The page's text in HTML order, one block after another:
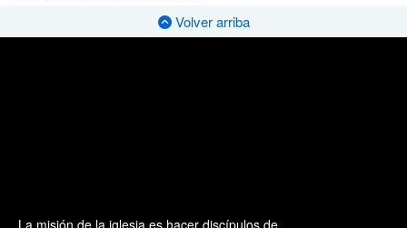
Volver arriba
La misión de la iglesia es hacer discípulos de